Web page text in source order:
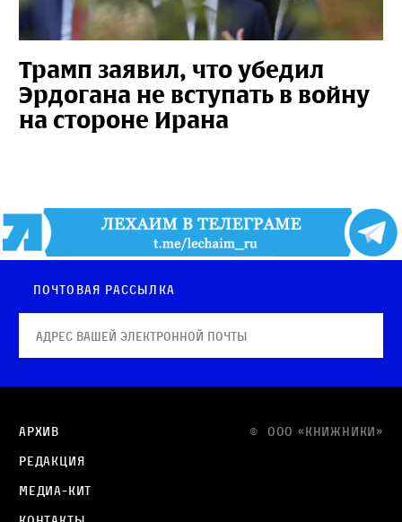
Трамп заявил, что убедил
Эрдогана не вступать в войну
на стороне Ирана
Почтовая рассылка
© OOO «КНИЖНИКИ»
Архив
Редакция
Медиа-кит